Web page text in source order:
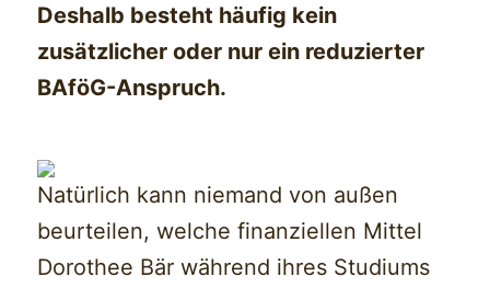
Deshalb besteht häufig kein
zusätzlicher oder nur ein reduzierter
BAföG-Anspruch.
Natürlich kann niemand von außen
beurteilen, welche finanziellen Mittel
Dorothee Bär während ihres Studiums